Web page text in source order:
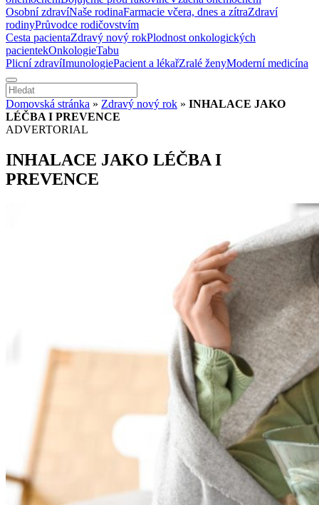
Osobní zdravíNaše rodinaFarmacie včera, dnes a zítraZdraví
rodinyPrůvodce rodičovstvím
Cesta pacientaZdravý nový rokPlodnost onkologických
pacientekOnkologieTabu
Plicní zdravíImunologiePacient a lékařZralé ženyModerní medicína
Domovská stránka » Zdravý nový rok » INHALACE JAKO
LÉČBA I PREVENCE
ADVERTORIAL
INHALACE JAKO LÉČBA I
PREVENCE